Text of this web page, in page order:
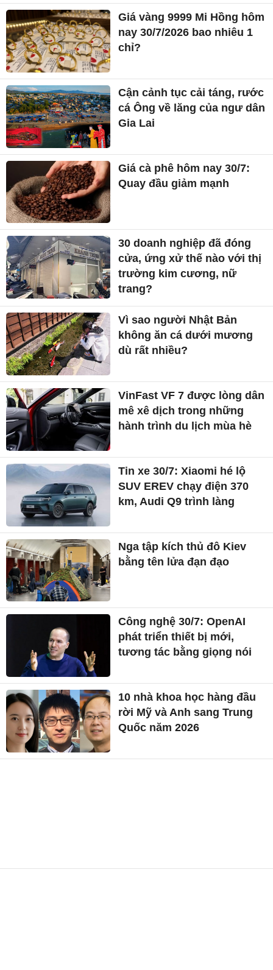
Giá vàng 9999 Mi Hồng hôm
nay 30/7/2026 bao nhiêu 1
chỉ?
Cận cảnh tục cải táng, rước
cá Ông về lăng của ngư dân
Gia Lai
Giá cà phê hôm nay 30/7:
Quay đầu giảm mạnh
30 doanh nghiệp đã đóng
cửa, ứng xử thế nào với thị
trường kim cương, nữ
trang?
Vì sao người Nhật Bản
không ăn cá dưới mương
dù rất nhiều?
VinFast VF 7 được lòng dân
mê xê dịch trong những
hành trình du lịch mùa hè
Tin xe 30/7: Xiaomi hé lộ
SUV EREV chạy điện 370
km, Audi Q9 trình làng
Nga tập kích thủ đô Kiev
bằng tên lửa đạn đạo
Công nghệ 30/7: OpenAI
phát triển thiết bị mới,
tương tác bằng giọng nói
10 nhà khoa học hàng đầu
rời Mỹ và Anh sang Trung
Quốc năm 2026